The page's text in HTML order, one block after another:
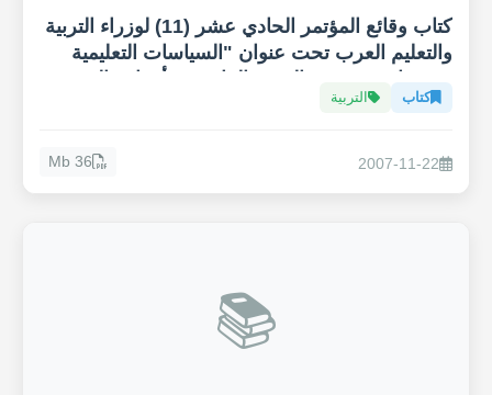
كتاب وقائع المؤتمر الحادي عشر (11) لوزراء التربية
والتعليم العرب تحت عنوان "السياسات التعليمية
المستدامة، التعليم 2030"
كتاب التربية
2007-11-22
36 Mb
📚